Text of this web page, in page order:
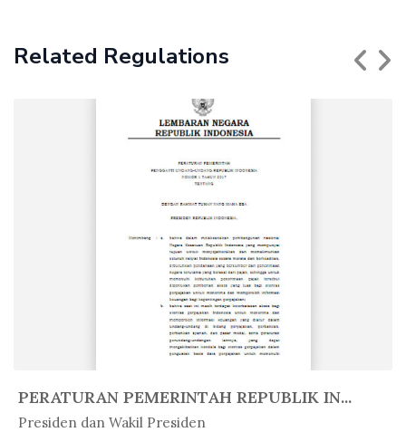
Related Regulations
PERATURAN PEMERINTAH REPUBLIK IN...
Presiden dan Wakil Presiden
In Peratur...